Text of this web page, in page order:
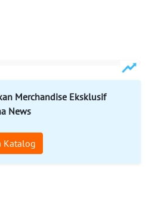
Merchandise Eksklusif
News
Katalog